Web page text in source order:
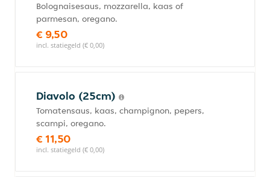
Bolognaisesaus, mozzarella, kaas of
parmesan, oregano.
€ 9,50
incl. statiegeld (€ 0,00)
Diavolo (25cm)
Tomatensaus, kaas, champignon, pepers,
scampi, oregano.
€ 11,50
incl. statiegeld (€ 0,00)